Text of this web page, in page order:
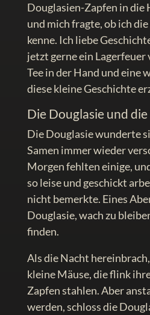
Douglasien-Zapfen in die
und mich fragte, ob ich
kenne. Ich liebe
jetzt gerne ein Lagerfeuer
Tee in der Hand und eine
diese kleine Geschichte
Die Douglasie und
Die Douglasie wunderte
Samen immer wieder
Morgen fehlten einige,
so leise und geschickt
nicht bemerkte. Eines
Douglasie, wach zu
finden.
Als die Nacht
kleine Mäuse, die flink
Zapfen stahlen. Aber
werden, schloss die